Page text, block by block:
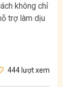
không chỉ
trợ làm dịu
444 lượt xem